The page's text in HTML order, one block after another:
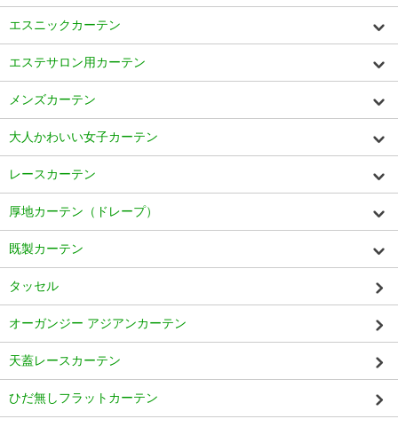
エスニックカーテン
エステサロン用カーテン
メンズカーテン
大人かわいい女子カーテン
レースカーテン
厚地カーテン（ドレープ）
既製カーテン
タッセル
オーガンジー アジアンカーテン
天蓋レースカーテン
ひだ無しフラットカーテン